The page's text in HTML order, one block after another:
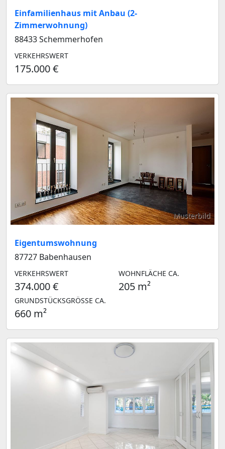
Einfamilienhaus mit Anbau (2-
Zimmerwohnung)
88433 Schemmerhofen
VERKEHRSWERT
175.000 €
Musterbild
Eigentumswohnung
87727 Babenhausen
VERKEHRSWERT
374.000 €
WOHNFLÄCHE CA.
205 m²
GRUNDSTÜCKSGRÖSSE CA.
660 m²